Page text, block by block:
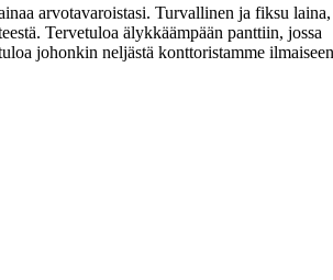
arvotavaroistasi. Turvallinen ja fiksu laina,
Tervetuloa älykkäämpään panttiin, jossa
johonkin neljästä konttoristamme ilmaiseen